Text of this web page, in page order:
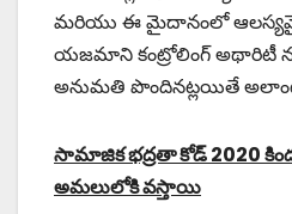
మరియు ఈ మైదానంలో
యజమాని కంట్రోలింగ్ అథారిటీ
అనుమతి పొందినట్లయితే అలాంటి
సామాజిక భద్రతా కోడ్ 2020 కింద
అమలులోకి వస్తాయి